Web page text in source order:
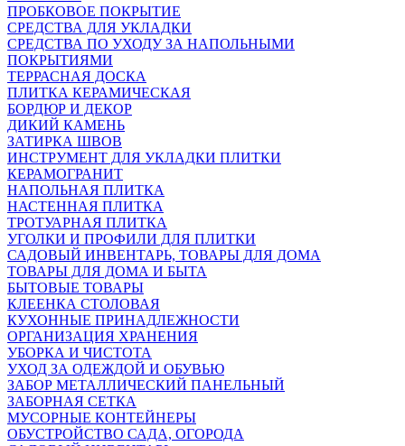
ПРОБКОВОЕ ПОКРЫТИЕ
СРЕДСТВА ДЛЯ УКЛАДКИ
СРЕДСТВА ПО УХОДУ ЗА НАПОЛЬНЫМИ
ПОКРЫТИЯМИ
ТЕРРАСНАЯ ДОСКА
ПЛИТКА КЕРАМИЧЕСКАЯ
БОРДЮР И ДЕКОР
ДИКИЙ КАМЕНЬ
ЗАТИРКА ШВОВ
ИНСТРУМЕНТ ДЛЯ УКЛАДКИ ПЛИТКИ
КЕРАМОГРАНИТ
НАПОЛЬНАЯ ПЛИТКА
НАСТЕННАЯ ПЛИТКА
ТРОТУАРНАЯ ПЛИТКА
УГОЛКИ И ПРОФИЛИ ДЛЯ ПЛИТКИ
САДОВЫЙ ИНВЕНТАРЬ, ТОВАРЫ ДЛЯ ДОМА
ТОВАРЫ ДЛЯ ДОМА И БЫТА
БЫТОВЫЕ ТОВАРЫ
КЛЕЕНКА СТОЛОВАЯ
КУХОННЫЕ ПРИНАДЛЕЖНОСТИ
ОРГАНИЗАЦИЯ ХРАНЕНИЯ
УБОРКА И ЧИСТОТА
УХОД ЗА ОДЕЖДОЙ И ОБУВЬЮ
ЗАБОР МЕТАЛЛИЧЕСКИЙ ПАНЕЛЬНЫЙ
ЗАБОРНАЯ СЕТКА
МУСОРНЫЕ КОНТЕЙНЕРЫ
ОБУСТРОЙСТВО САДА, ОГОРОДА